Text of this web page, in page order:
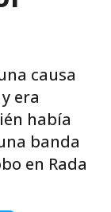
causa
era
había
banda
en Rada